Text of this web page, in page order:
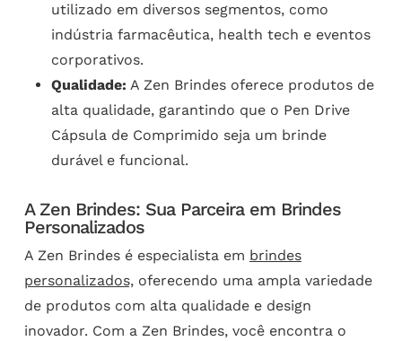
utilizado em diversos segmentos, como
indústria farmacêutica, health tech e eventos
corporativos.
Qualidade: A Zen Brindes oferece produtos de
alta qualidade, garantindo que o Pen Drive
Cápsula de Comprimido seja um brinde
durável e funcional.
A Zen Brindes: Sua Parceira em Brindes
Personalizados
A Zen Brindes é especialista em brindes
personalizados,oferecendo uma ampla variedade
de produtos com alta qualidade e design
inovador. Com a Zen Brindes, você encontra o